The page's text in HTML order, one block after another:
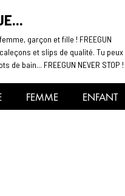
garçon et fille ! FREEGUN
et slips de qualité. Tu peux
bain... FREEGUN NEVER STOP !
FEMME ENFANT